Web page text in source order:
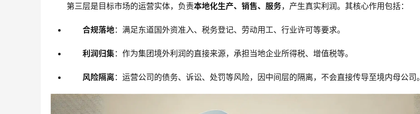
第三层是目标市场的运营实体，负责本地化生产、销售、服务，产生真实利润。其核心作用包括：
合规落地：满足东道国外资准入、税务登记、劳动用工、行业许可等要求。
利润归集：作为集团境外利润的直接来源，承担当地企业所得税、增值税等。
风险隔离：运营公司的债务、诉讼、处罚等风险，因中间层的隔离，不会直接传导至境内母公司。